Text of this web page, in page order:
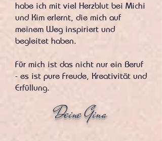
habe ich mit viel Herzblut bei Michi
und Kim erlernt, die mich auf
meinem Weg inspiriert und
begleitet haben.
Für mich ist das nicht nur ein Beruf
- es ist pure Freude, Kreativität und
Erfüllung.
Deine Gina